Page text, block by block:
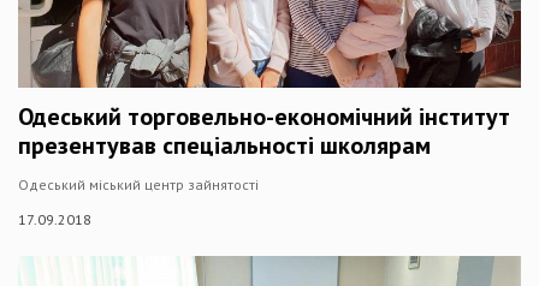
Одеський торговельно-економічний інститут
презентував спеціальності школярам
Одеський міський центр зайнятості
17.09.2018